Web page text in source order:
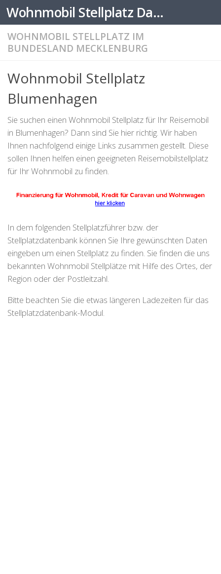
Zum Inhalt springen Wohnmobil Stellplatz Datenbank
WOHNMOBIL STELLPLATZ IM
BUNDESLAND MECKLENBURG
Wohnmobil Stellplatz
Blumenhagen
Sie suchen einen Wohnmobil Stellplatz für Ihr Reisemobil
in Blumenhagen? Dann sind Sie hier richtig. Wir haben
Ihnen nachfolgend einige Links zusammen gestellt. Diese
sollen Ihnen helfen einen geeigneten Reisemobilstellplatz
für Ihr Wohnmobil zu finden.
In dem folgenden Stellplatzführer bzw. der
Stellplatzdatenbank können Sie Ihre gewünschten Daten
eingeben um einen Stellplatz zu finden. Sie finden die uns
bekannten Wohnmobil Stellplätze mit Hilfe des Ortes, der
Region oder der Postleitzahl.
Bitte beachten Sie die etwas längeren Ladezeiten für das
Stellplatzdatenbank-Modul.